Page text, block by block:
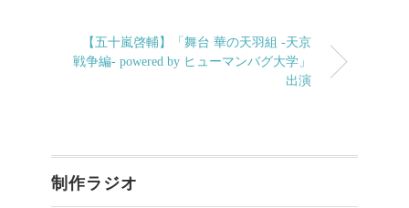
【五十嵐啓輔】「舞台 華の天羽組 -天京
戦争編- powered by ヒューマンバグ大学」
出演
制作ラジオ